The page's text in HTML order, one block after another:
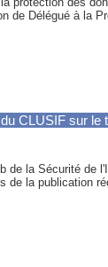
de Délégué à la
CLUSIF sur
de la Sécurité de
de la publication